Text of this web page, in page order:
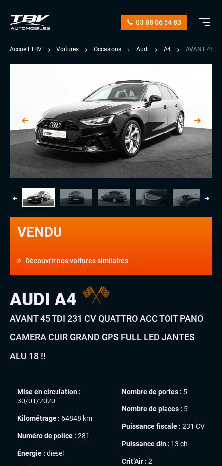
03 88 06 54 83
Accueil TBV Voitures Occasions Audi A4 AVANT 45
VENDU
Découvrir nos voitures similaires
AUDI A4
AVANT 45 TDI 231 CV QUATTRO ACC TOIT PANO
CAMERA CUIR GRAND GPS FULL LED JANTES
ALU 18 !!
Mise en circulation :
30/01/2020
Kilométrage : 64848 km
Numéro de police : 281
Énergie : diesel
Nombre de portes : 5
Nombre de places : 5
Puissance fiscale : 231 CV
Puissance din : 13 ch
Crit’Air : 2